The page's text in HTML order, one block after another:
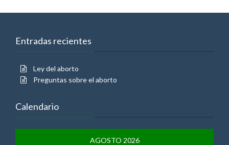
Entradas recientes
Ley del aborto
Preguntas sobre el aborto
Calendario
AGOSTO 2026